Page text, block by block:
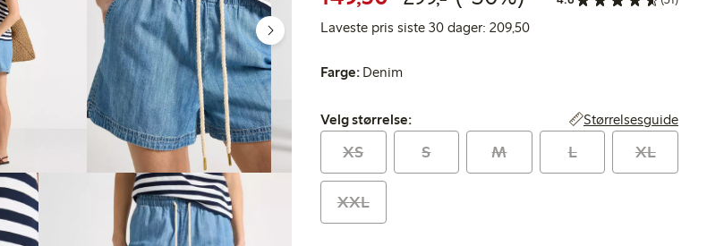
Laveste pris siste 30 dager: 209,50Laveste pris siste 30 dager:
Farge: Denim
Velg størrelse:
Velg størrelse: Størrelsesguide
XS S M L XL
XXL